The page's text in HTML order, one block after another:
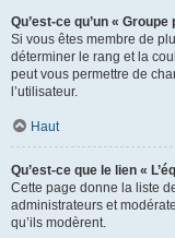
Qu’est-ce qu’un «
Si vous êtes membre de
déterminer le rang et la
peut vous permettre de
l’utilisateur.
Haut
Qu’est-ce que le lien «
Cette page donne la liste
administrateurs et
qu’ils modèrent.